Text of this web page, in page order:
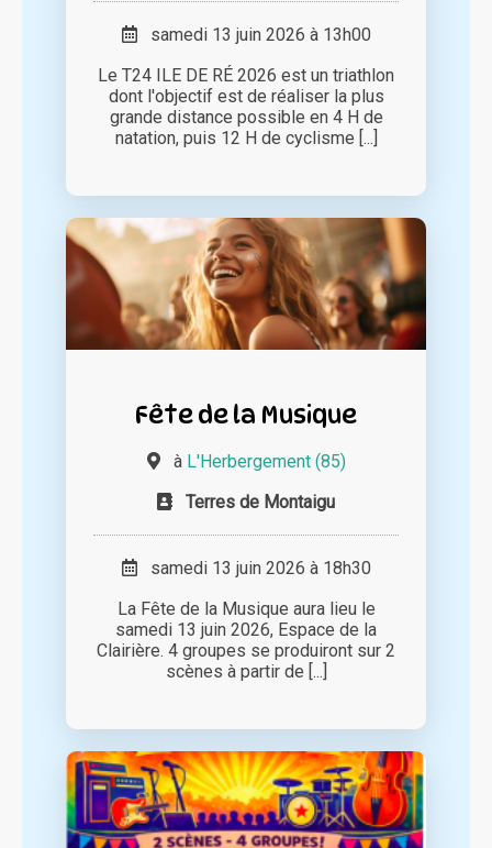
samedi 13 juin 2026 à 13h00
Le T24 ILE DE RÉ 2026 est un triathlon
dont l'objectif est de réaliser la plus
grande distance possible en 4 H de
natation, puis 12 H de cyclisme [...]
Fête de la Musique
à L'Herbergement (85)
Terres de Montaigu
samedi 13 juin 2026 à 18h30
La Fête de la Musique aura lieu le
samedi 13 juin 2026, Espace de la
Clairière. 4 groupes se produiront sur 2
scènes à partir de [...]